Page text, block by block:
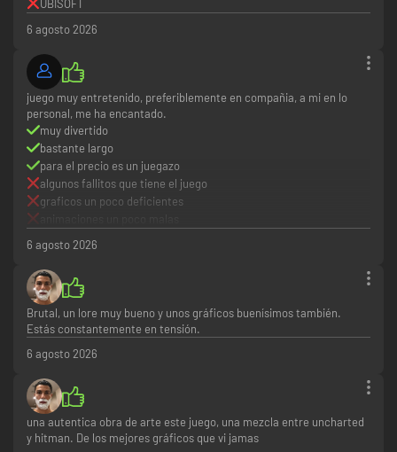
UBISOFT
6 agosto 2026
juego muy entretenido, preferiblemente en compañia, a mi en lo
personal, me ha encantado.
muy divertido
bastante largo
para el precio es un juegazo
algunos fallitos que tiene el juego
graficos un poco deficientes
6 agosto 2026
Brutal, un lore muy bueno y unos gráficos buenísimos también.
Estás constantemente en tensión.
6 agosto 2026
una autentica obra de arte este juego, una mezcla entre uncharted
y hitman. De los mejores gráficos que vi jamas